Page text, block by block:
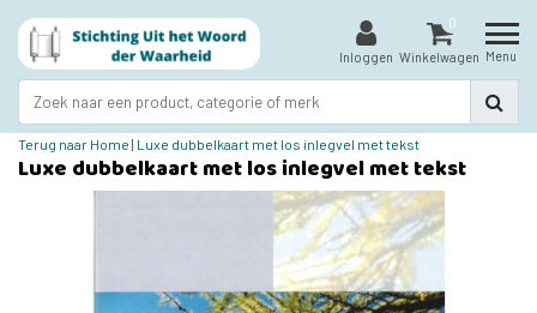
Inloggen
0
Winkelwagen Menu
Terug naar Home | Luxe dubbelkaart met los inlegvel met tekst
Luxe dubbelkaart met los inlegvel met tekst